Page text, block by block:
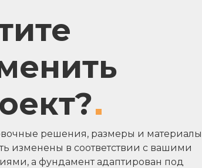
решения, размеры и материалы
изменены в соответствии с вашими
а фундамент адаптирован под